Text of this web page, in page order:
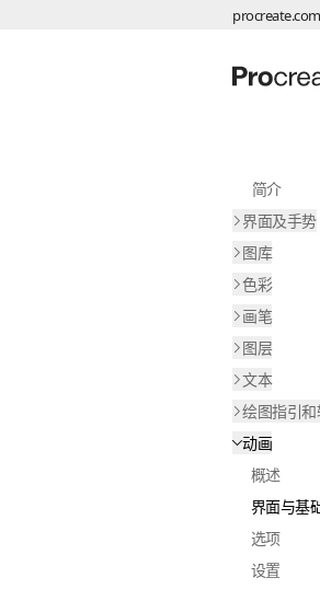
procreate.com
简介
界面及手势
图库
色彩
画笔
图层
文本
绘图指引和
动画
概述
界面与基
选项
设置